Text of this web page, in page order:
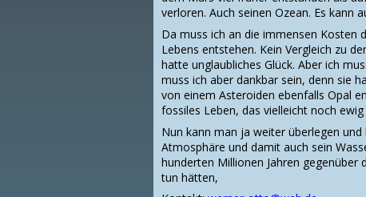
verloren. Auch seinen Ozean. Es kann
Da muss ich an die immensen Kosten
Lebens entstehen. Kein Vergleich zu
hatte unglaubliches Glück. Aber ich
muss ich aber dankbar sein, denn sie
von einem Asteroiden ebenfalls Opal
fossiles Leben, das vielleicht noch
Nun kann man ja weiter überlegen
Atmosphäre und damit auch sein
hunderten Millionen Jahren
tun hätten,